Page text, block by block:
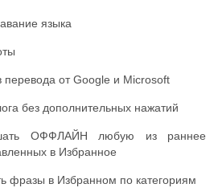
языка
перевода от Google и Microsoft
без дополнительных нажатий
ОФФЛАЙН любую из раннее
в Избранное
фразы в Избранном по категориям